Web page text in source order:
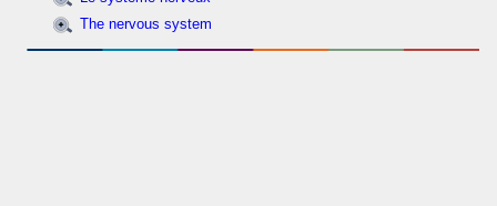
The nervous system